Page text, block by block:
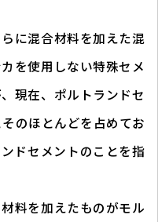
に混合材料を加えた混
を使用しない特殊セメ
現在、ポルトランドセ
のほとんどを占めてお
ドセメントのことを指
料を加えたものがモル